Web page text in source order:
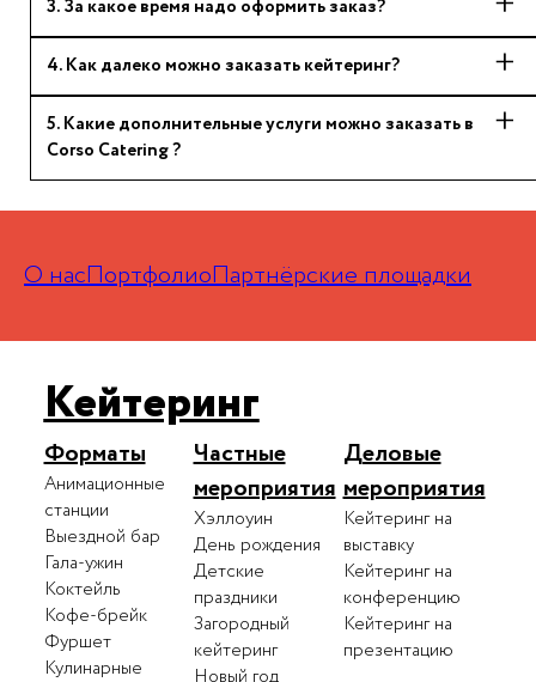
3. За какое время надо оформить заказ?
4. Как далеко можно заказать кейтеринг?
5. Какие дополнительные услуги можно заказать в
Corso Catering ?
О насПортфолиоПартнёрские площадки
Кейтеринг
Форматы
Анимационные
станции
Выездной бар
Гала-ужин
Коктейль
Кофе-брейк
Фуршет
Кулинарные
Частные
мероприятия
Хэллоуин
День рождения
Детские
праздники
Загородный
кейтеринг
Деловые
мероприятия
Кейтеринг на
выставку
Кейтеринг на
конференцию
Кейтеринг на
презентацию